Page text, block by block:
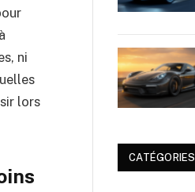
ni
lors
CATÉGORIES